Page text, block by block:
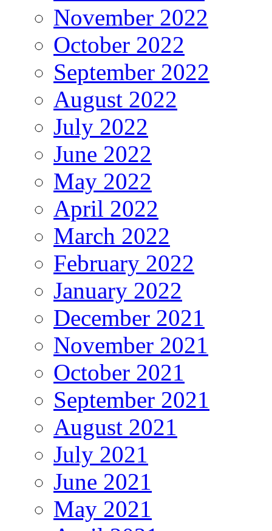
November 2022
October 2022
September 2022
August 2022
July 2022
June 2022
May 2022
April 2022
March 2022
February 2022
January 2022
December 2021
November 2021
October 2021
September 2021
August 2021
July 2021
June 2021
May 2021